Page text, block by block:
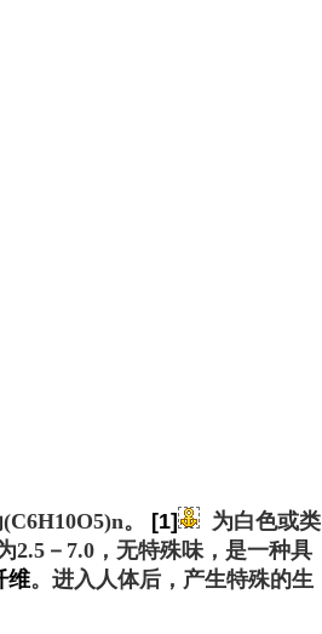
(C6H10O5)n。 [1]
为白色或类
2.5－7.0，无特殊味，是一种具
维。进入人体后，产生特殊的生